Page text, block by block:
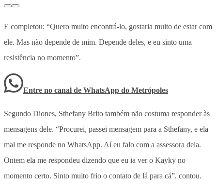
E completou: “Quero muito encontrá-lo, gostaria muito de estar com
ele. Mas não depende de mim. Depende deles, e eu sinto uma
resistência no momento”.
Entre no canal de WhatsApp do Metrópoles
Segundo Diones, Sthefany Brito também não costuma responder às
mensagens dele. “Procurei, passei mensagem para a Sthefany, e ela
mal me responde no WhatsApp. Aí eu falo com a assessora dela.
Ontem ela me respondeu dizendo que eu ia ver o Kayky no
momento certo. Sinto muito frio o contato de lá para cá”, contou.